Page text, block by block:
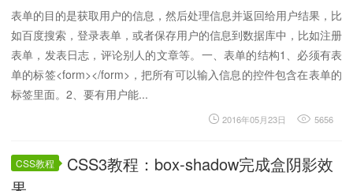
表单的目的是获取用户的信息，然后处理信息并返回给用户结果，比
如百度搜索，登录表单，或者保存用户的信息到数据库中，比如注册
表单，发表日志，评论别人的文章等。一、表单的结构1、必须有表
单的标签<form></form>，把所有可以输入信息的控件包含在表单的
标签里面。2、要有用户能...
2016年05月23日 5656
CSS教程
CSS3教程：box-shadow完成盒阴影效